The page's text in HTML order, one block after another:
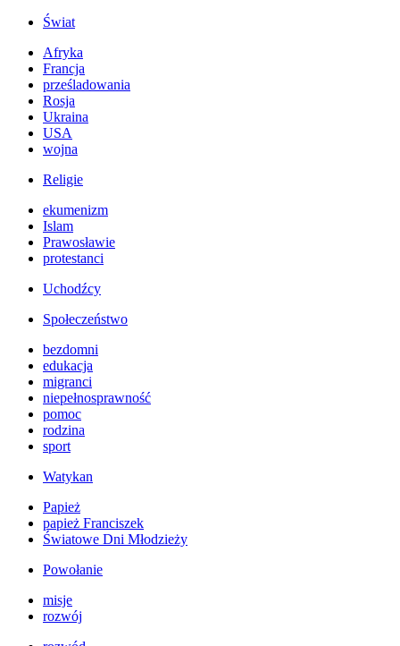
Świat
Afryka
Francja
prześladowania
Rosja
Ukraina
USA
wojna
Religie
ekumenizm
Islam
Prawosławie
protestanci
Uchodźcy
Społeczeństwo
bezdomni
edukacja
migranci
niepełnosprawność
pomoc
rodzina
sport
Watykan
Papież
papież Franciszek
Światowe Dni Młodzieży
Powołanie
misje
rozwój